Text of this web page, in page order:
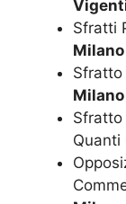
Sfratti
Milano
Sfratto
Milano
Sfratto
Quanti